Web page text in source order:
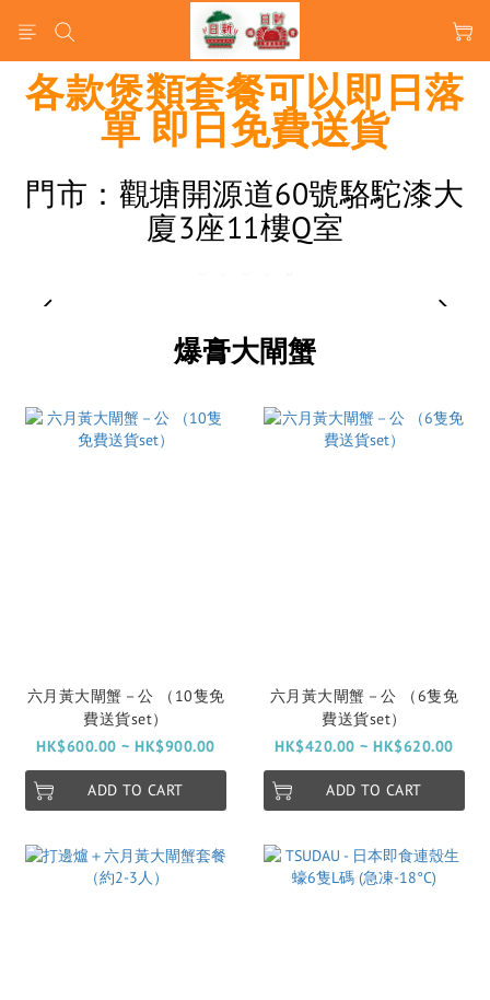
各款煲類套餐可以即日落
單 即日免費送貨
門市：觀塘開源道60號駱駝漆大
廈3座11樓Q室
prev next
爆膏大閘蟹
六月黃大閘蟹－公 （10隻免
費送貨set）
HK$600.00 ~ HK$900.00
ADD TO CART
六月黃大閘蟹－公 （6隻免
費送貨set）
HK$420.00 ~ HK$620.00
ADD TO CART